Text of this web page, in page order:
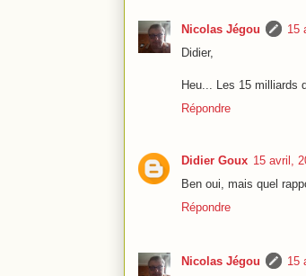
Nicolas Jégou
15
Didier,
Heu... Les 15 milliards
Répondre
Didier Goux 15 avril,
Ben oui, mais quel
Répondre
Nicolas Jégou
15